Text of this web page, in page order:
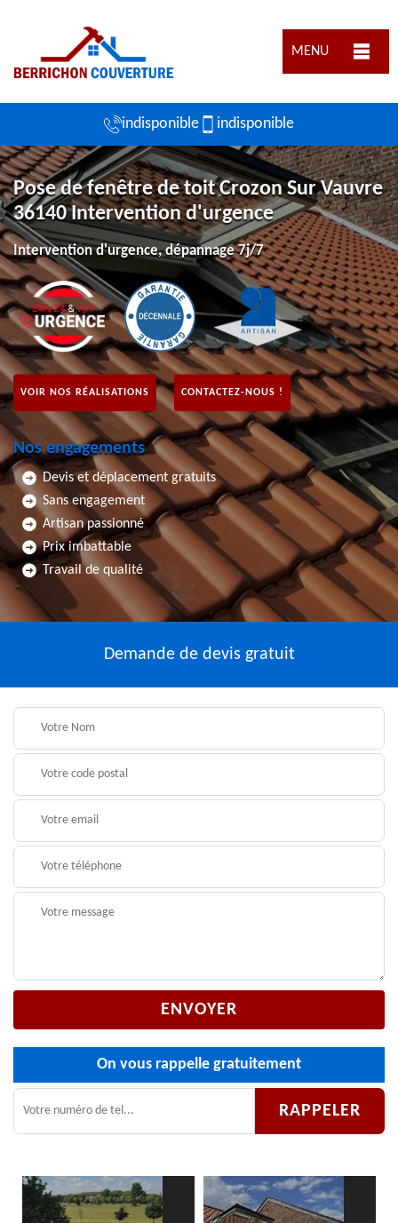
MENU
indisponible indisponible
Pose de fenêtre de toit Crozon Sur Vauvre
36140 Intervention d'urgence
Intervention d'urgence, dépannage 7j/7
VOIR NOS RÉALISATIONS CONTACTEZ-NOUS !
Nos engagements
Devis et déplacement gratuits
Sans engagement
Artisan passionné
Prix imbattable
Travail de qualité
Demande de devis gratuit
On vous rappelle gratuitement